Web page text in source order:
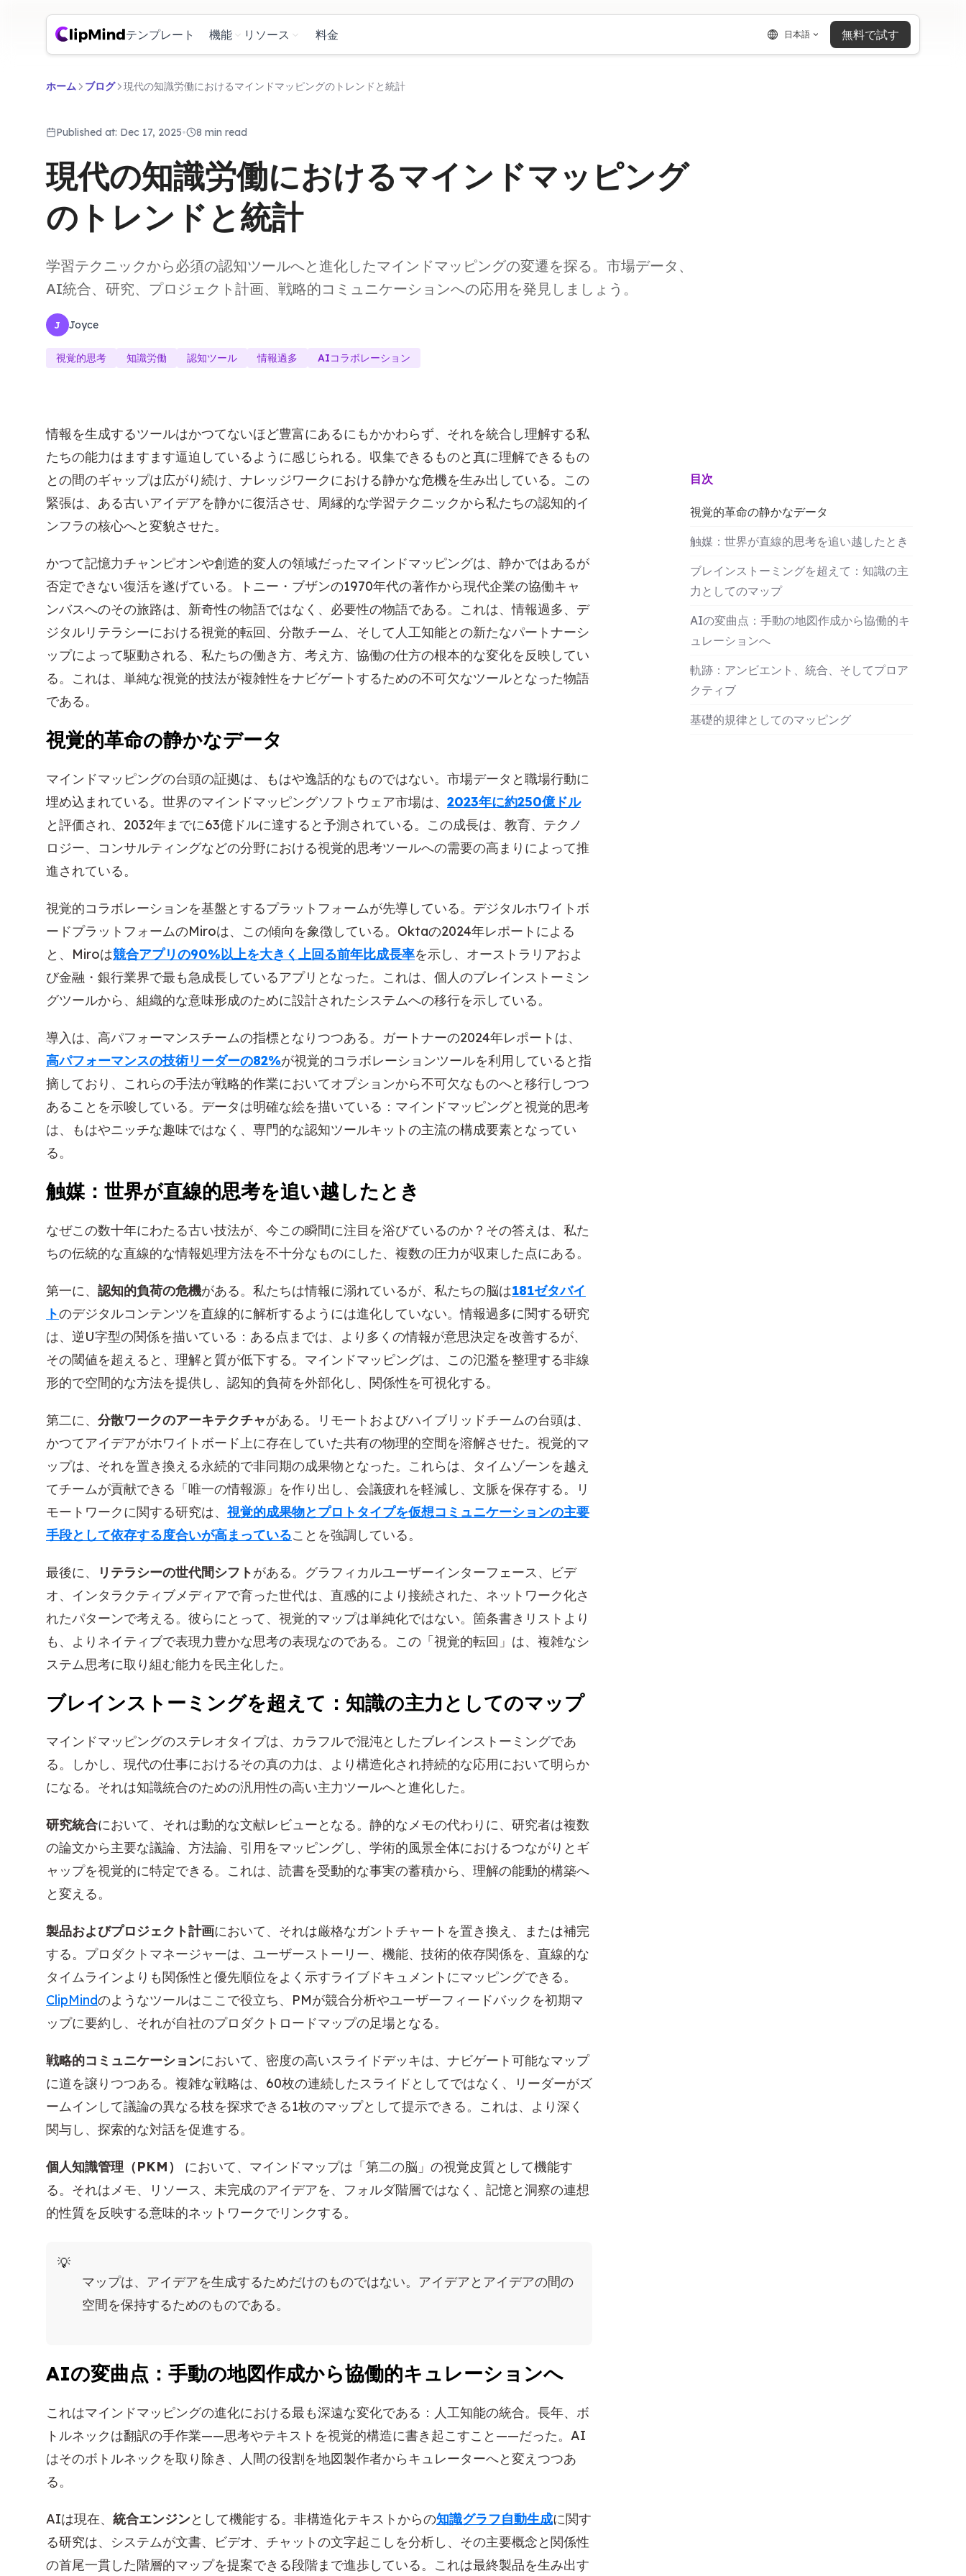
テンプレート 機能 リソース 料金 日本語 無料で試す
ホーム ブログ 現代の知識労働におけるマインドマッピングのトレンドと統計
Published at: Dec 17, 2025• 8 min read
現代の知識労働におけるマインドマッピング
のトレンドと統計
学習テクニックから必須の認知ツールへと進化したマインドマッピングの変遷を探る。市場データ、
AI統合、研究、プロジェクト計画、戦略的コミュニケーションへの応用を発見しましょう。
J Joyce
視覚的思考 知識労働 認知ツール 情報過多 AIコラボレーション
情報を生成するツールはかつてないほど豊富にあるにもかかわらず、それを統合し理解する私
たちの能力はますます逼迫しているように感じられる。収集できるものと真に理解できるもの
との間のギャップは広がり続け、ナレッジワークにおける静かな危機を生み出している。この
緊張は、ある古いアイデアを静かに復活させ、周縁的な学習テクニックから私たちの認知的イ
ンフラの核心へと変貌させた。
かつて記憶力チャンピオンや創造的変人の領域だったマインドマッピングは、静かではあるが
否定できない復活を遂げている。トニー・ブザンの1970年代の著作から現代企業の協働キャ
ンバスへのその旅路は、新奇性の物語ではなく、必要性の物語である。これは、情報過多、デ
ジタルリテラシーにおける視覚的転回、分散チーム、そして人工知能との新たなパートナーシ
ップによって駆動される、私たちの働き方、考え方、協働の仕方の根本的な変化を反映してい
る。これは、単純な視覚的技法が複雑性をナビゲートするための不可欠なツールとなった物語
である。
視覚的革命の静かなデータ
マインドマッピングの台頭の証拠は、もはや逸話的なものではない。市場データと職場行動に
埋め込まれている。世界のマインドマッピングソフトウェア市場は、 2023年に約250億ドル
と評価され、2032年までに63億ドルに達すると予測されている。この成長は、教育、テクノ
ロジー、コンサルティングなどの分野における視覚的思考ツールへの需要の高まりによって推
進されている。
視覚的コラボレーションを基盤とするプラットフォームが先導している。デジタルホワイトボ
ードプラットフォームのMiroは、この傾向を象徴している。Oktaの2024年レポートによる
と、Miroは競合アプリの90%以上を大きく上回る前年比成長率を示し、オーストラリアおよ
び金融・銀行業界で最も急成長しているアプリとなった。これは、個人のブレインストーミン
グツールから、組織的な意味形成のために設計されたシステムへの移行を示している。
導入は、高パフォーマンスチームの指標となりつつある。ガートナーの2024年レポートは、
高パフォーマンスの技術リーダーの82%が視覚的コラボレーションツールを利用していると指
摘しており、これらの手法が戦略的作業においてオプションから不可欠なものへと移行しつつ
あることを示唆している。データは明確な絵を描いている：マインドマッピングと視覚的思考
は、もはやニッチな趣味ではなく、専門的な認知ツールキットの主流の構成要素となってい
る。
触媒：世界が直線的思考を追い越したとき
なぜこの数十年にわたる古い技法が、今この瞬間に注目を浴びているのか？その答えは、私た
ちの伝統的な直線的な情報処理方法を不十分なものにした、複数の圧力が収束した点にある。
第一に、 認知的負荷の危機がある。私たちは情報に溺れているが、私たちの脳は181ゼタバイ
トのデジタルコンテンツを直線的に解析するようには進化していない。情報過多に関する研究
は、逆U字型の関係を描いている：ある点までは、より多くの情報が意思決定を改善するが、
その閾値を超えると、理解と質が低下する。マインドマッピングは、この氾濫を整理する非線
形的で空間的な方法を提供し、認知的負荷を外部化し、関係性を可視化する。
第二に、 分散ワークのアーキテクチャがある。リモートおよびハイブリッドチームの台頭は、
かつてアイデアがホワイトボード上に存在していた共有の物理的空間を溶解させた。視覚的マ
ップは、それを置き換える永続的で非同期の成果物となった。これらは、タイムゾーンを越え
てチームが貢献できる「唯一の情報源」を作り出し、会議疲れを軽減し、文脈を保存する。リ
モートワークに関する研究は、 視覚的成果物とプロトタイプを仮想コミュニケーションの主要
手段として依存する度合いが高まっていることを強調している。
最後に、 リテラシーの世代間シフトがある。グラフィカルユーザーインターフェース、ビデ
オ、インタラクティブメディアで育った世代は、直感的により接続された、ネットワーク化さ
れたパターンで考える。彼らにとって、視覚的マップは単純化ではない。箇条書きリストより
も、よりネイティブで表現力豊かな思考の表現なのである。この「視覚的転回」は、複雑なシ
ステム思考に取り組む能力を民主化した。
ブレインストーミングを超えて：知識の主力としてのマップ
マインドマッピングのステレオタイプは、カラフルで混沌としたブレインストーミングであ
る。しかし、現代の仕事におけるその真の力は、より構造化され持続的な応用において明らか
になる。それは知識統合のための汎用性の高い主力ツールへと進化した。
研究統合において、それは動的な文献レビューとなる。静的なメモの代わりに、研究者は複数
の論文から主要な議論、方法論、引用をマッピングし、学術的風景全体におけるつながりとギ
ャップを視覚的に特定できる。これは、読書を受動的な事実の蓄積から、理解の能動的構築へ
と変える。
製品およびプロジェクト計画において、それは厳格なガントチャートを置き換え、または補完
する。プロダクトマネージャーは、ユーザーストーリー、機能、技術的依存関係を、直線的な
タイムラインよりも関係性と優先順位をよく示すライブドキュメントにマッピングできる。
ClipMindのようなツールはここで役立ち、PMが競合分析やユーザーフィードバックを初期マ
ップに要約し、それが自社のプロダクトロードマップの足場となる。
戦略的コミュニケーションにおいて、密度の高いスライドデッキは、ナビゲート可能なマップ
に道を譲りつつある。複雑な戦略は、60枚の連続したスライドとしてではなく、リーダーがズ
ームインして議論の異なる枝を探求できる1枚のマップとして提示できる。これは、より深く
関与し、探索的な対話を促進する。
個人知識管理（PKM）
において、マインドマップは「第二の脳」の視覚皮質として機能す
る。それはメモ、リソース、未完成のアイデアを、フォルダ階層ではなく、記憶と洞察の連想
的性質を反映する意味的ネットワークでリンクする。
マップは、アイデアを生成するためだけのものではない。アイデアとアイデアの間の
空間を保持するためのものである。
AIの変曲点：手動の地図作成から協働的キュレーションへ
これはマインドマッピングの進化における最も深遠な変化である：人工知能の統合。長年、ボ
トルネックは翻訳の手作業——思考やテキストを視覚的構造に書き起こすこと——だった。AI
はそのボトルネックを取り除き、人間の役割を地図製作者からキュレーターへと変えつつあ
る。
AIは現在、 統合エンジンとして機能する。非構造化テキストからの知識グラフ自動生成に関す
る研究は、システムが文書、ビデオ、チャットの文字起こしを分析し、その主要概念と関係性
の首尾一貫した階層的マップを提案できる段階まで進歩している。これは最終製品を生み出す
目次
視覚的革命の静かなデータ
触媒：世界が直線的思考を追い越したとき
ブレインストーミングを超えて：知識の主
力としてのマップ
AIの変曲点：手動の地図作成から協働的キ
ュレーションへ
軌跡：アンビエント、統合、そしてプロア
クティブ
基礎的規律としてのマッピング